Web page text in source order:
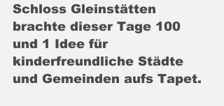
Schloss Gleinstätten
brachte dieser Tage 100
und 1 Idee für
kinderfreundliche Städte
und Gemeinden aufs Tapet.